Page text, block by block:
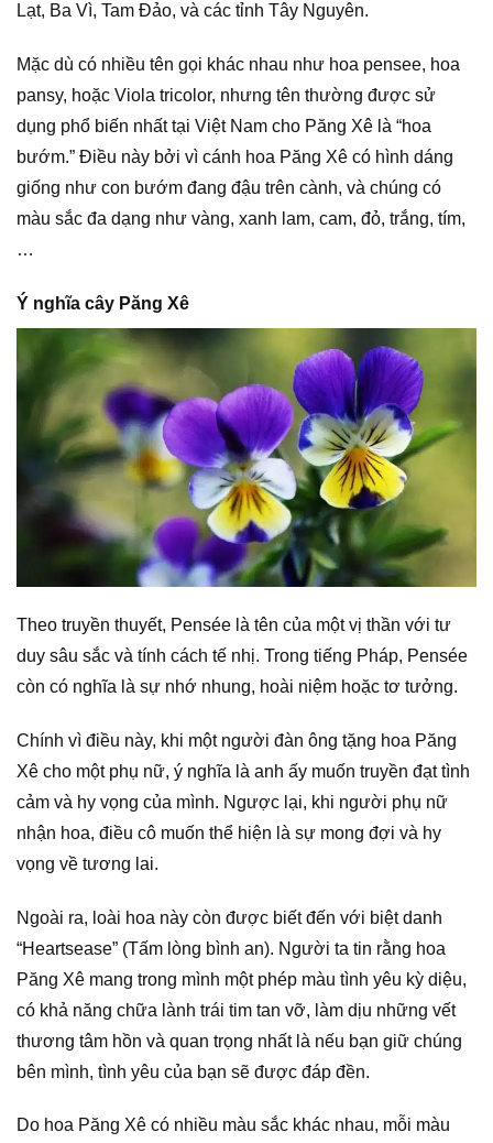
Lạt, Ba Vì, Tam Đảo, và các tỉnh Tây Nguyên.
Mặc dù có nhiều tên gọi khác nhau như hoa pensee, hoa
pansy, hoặc Viola tricolor, nhưng tên thường được sử
dụng phổ biến nhất tại Việt Nam cho Păng Xê là “hoa
bướm.” Điều này bởi vì cánh hoa Păng Xê có hình dáng
giống như con bướm đang đậu trên cành, và chúng có
màu sắc đa dạng như vàng, xanh lam, cam, đỏ, trắng, tím,
…
Ý nghĩa cây Păng Xê
Theo truyền thuyết, Pensée là tên của một vị thần với tư
duy sâu sắc và tính cách tế nhị. Trong tiếng Pháp, Pensée
còn có nghĩa là sự nhớ nhung, hoài niệm hoặc tơ tưởng.
Chính vì điều này, khi một người đàn ông tặng hoa Păng
Xê cho một phụ nữ, ý nghĩa là anh ấy muốn truyền đạt tình
cảm và hy vọng của mình. Ngược lại, khi người phụ nữ
nhận hoa, điều cô muốn thể hiện là sự mong đợi và hy
vọng về tương lai.
Ngoài ra, loài hoa này còn được biết đến với biệt danh
“Heartsease” (Tấm lòng bình an). Người ta tin rằng hoa
Păng Xê mang trong mình một phép màu tình yêu kỳ diệu,
có khả năng chữa lành trái tim tan vỡ, làm dịu những vết
thương tâm hồn và quan trọng nhất là nếu bạn giữ chúng
bên mình, tình yêu của bạn sẽ được đáp đền.
Do hoa Păng Xê có nhiều màu sắc khác nhau, mỗi màu